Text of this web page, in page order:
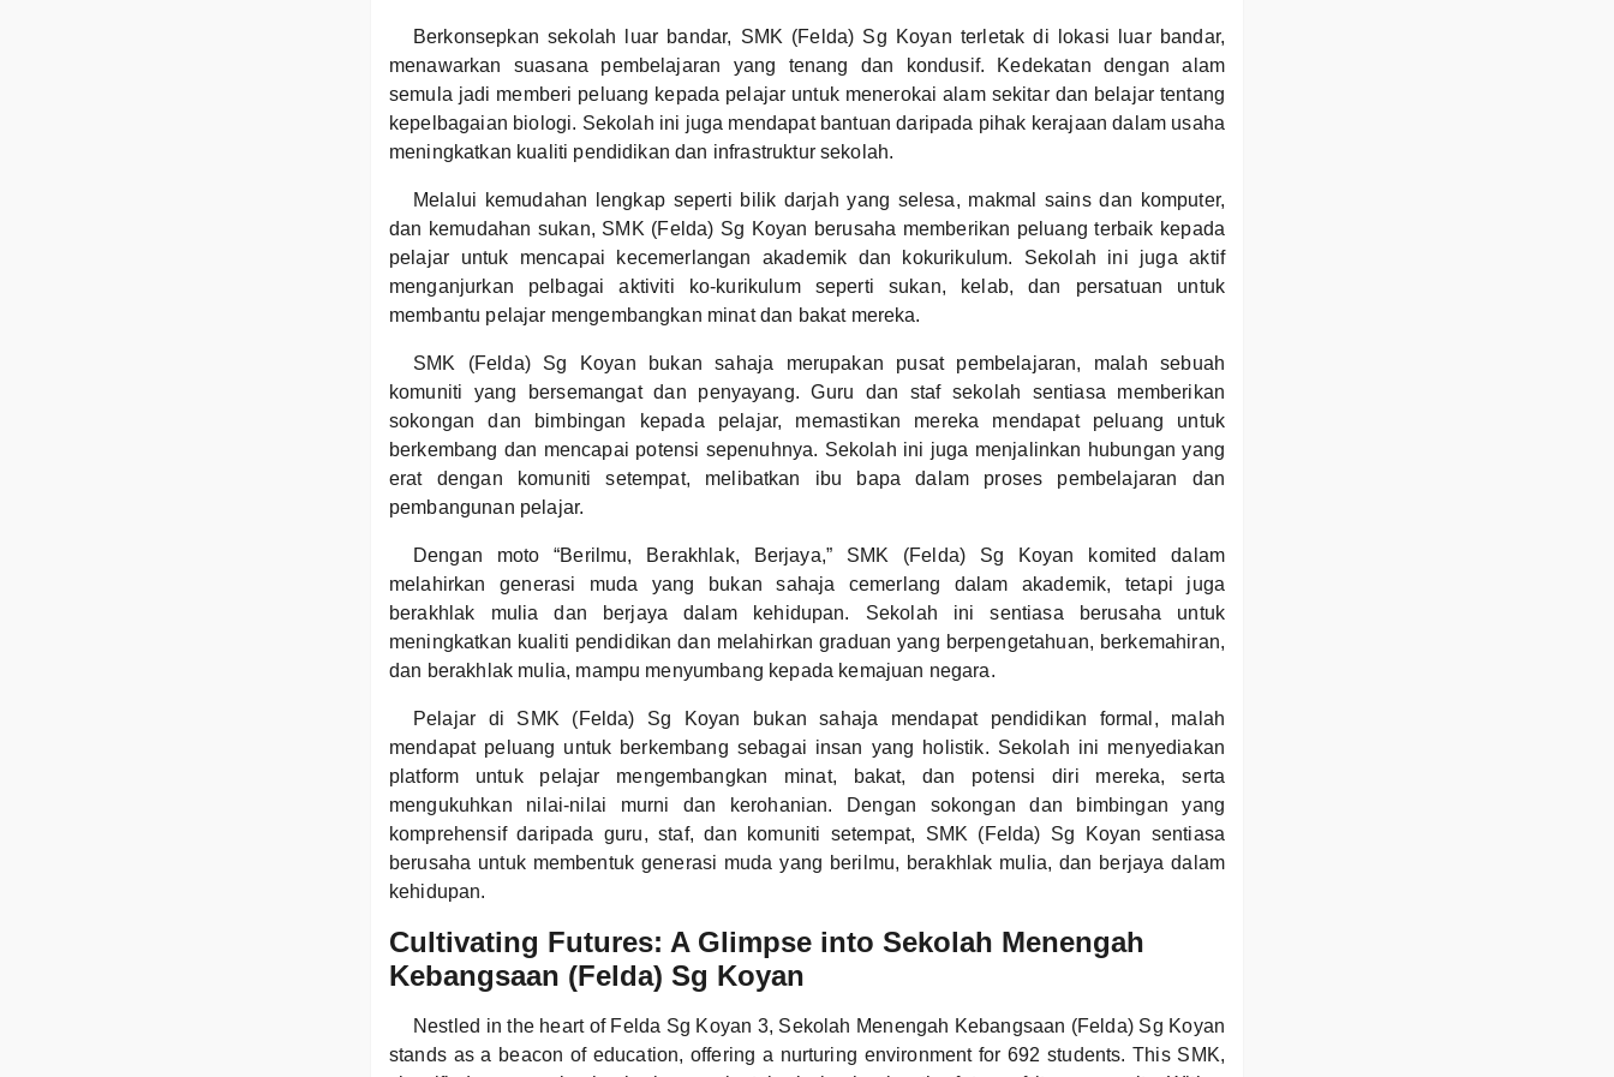
Berkonsepkan sekolah luar bandar, SMK (Felda) Sg Koyan terletak di lokasi luar bandar,
menawarkan suasana pembelajaran yang tenang dan kondusif. Kedekatan dengan alam
semula jadi memberi peluang kepada pelajar untuk menerokai alam sekitar dan belajar tentang
kepelbagaian biologi. Sekolah ini juga mendapat bantuan daripada pihak kerajaan dalam usaha
meningkatkan kualiti pendidikan dan infrastruktur sekolah.
Melalui kemudahan lengkap seperti bilik darjah yang selesa, makmal sains dan komputer,
dan kemudahan sukan, SMK (Felda) Sg Koyan berusaha memberikan peluang terbaik kepada
pelajar untuk mencapai kecemerlangan akademik dan kokurikulum. Sekolah ini juga aktif
menganjurkan pelbagai aktiviti ko-kurikulum seperti sukan, kelab, dan persatuan untuk
membantu pelajar mengembangkan minat dan bakat mereka.
SMK (Felda) Sg Koyan bukan sahaja merupakan pusat pembelajaran, malah sebuah
komuniti yang bersemangat dan penyayang. Guru dan staf sekolah sentiasa memberikan
sokongan dan bimbingan kepada pelajar, memastikan mereka mendapat peluang untuk
berkembang dan mencapai potensi sepenuhnya. Sekolah ini juga menjalinkan hubungan yang
erat dengan komuniti setempat, melibatkan ibu bapa dalam proses pembelajaran dan
pembangunan pelajar.
Dengan moto “Berilmu, Berakhlak, Berjaya,” SMK (Felda) Sg Koyan komited dalam
melahirkan generasi muda yang bukan sahaja cemerlang dalam akademik, tetapi juga
berakhlak mulia dan berjaya dalam kehidupan. Sekolah ini sentiasa berusaha untuk
meningkatkan kualiti pendidikan dan melahirkan graduan yang berpengetahuan, berkemahiran,
dan berakhlak mulia, mampu menyumbang kepada kemajuan negara.
Pelajar di SMK (Felda) Sg Koyan bukan sahaja mendapat pendidikan formal, malah
mendapat peluang untuk berkembang sebagai insan yang holistik. Sekolah ini menyediakan
platform untuk pelajar mengembangkan minat, bakat, dan potensi diri mereka, serta
mengukuhkan nilai-nilai murni dan kerohanian. Dengan sokongan dan bimbingan yang
komprehensif daripada guru, staf, dan komuniti setempat, SMK (Felda) Sg Koyan sentiasa
berusaha untuk membentuk generasi muda yang berilmu, berakhlak mulia, dan berjaya dalam
kehidupan.
Cultivating Futures: A Glimpse into Sekolah Menengah
Kebangsaan (Felda) Sg Koyan
Nestled in the heart of Felda Sg Koyan 3, Sekolah Menengah Kebangsaan (Felda) Sg Koyan
stands as a beacon of education, offering a nurturing environment for 692 students. This SMK,